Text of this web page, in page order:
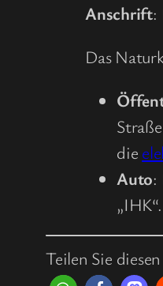
Anschrift:
Das
die
Auto:
Teilen Sie